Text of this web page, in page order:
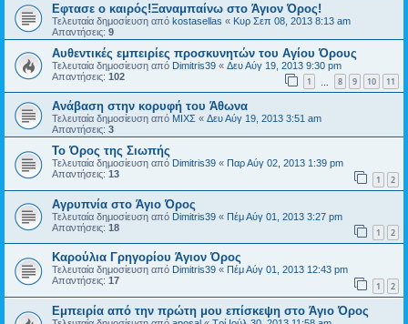
Εφτασε ο καιρός!Ξαναμπαίνω στο Άγιον Όρος!
Τελευταία δημοσίευση από kostasellas « Κυρ Σεπ 08, 2013 8:13 am
Απαντήσεις: 9
Αυθεντικές εμπειρίες προσκυνητών του Αγίου Όρους
Τελευταία δημοσίευση από Dimitris39 « Δευ Αύγ 19, 2013 9:30 pm
Απαντήσεις: 102 1 8 9 10 11
Ανάβαση στην κορυφή του Άθωνα
Τελευταία δημοσίευση από ΜΙΧΣ « Δευ Αύγ 19, 2013 3:51 am
Απαντήσεις: 3
Το Όρος της Σιωπής
Τελευταία δημοσίευση από Dimitris39 « Παρ Αύγ 02, 2013 1:39 pm
Απαντήσεις: 13 1 2
Αγρυπνία στο Άγιο Όρος
Τελευταία δημοσίευση από Dimitris39 « Πέμ Αύγ 01, 2013 3:27 pm
Απαντήσεις: 18 1 2
Καρούλια Γρηγορίου Άγιον Όρος
Τελευταία δημοσίευση από Dimitris39 « Πέμ Αύγ 01, 2013 12:43 pm
Απαντήσεις: 17 1 2
Εμπειρία από την πρώτη μου επίσκεψη στο Άγιο Όρος